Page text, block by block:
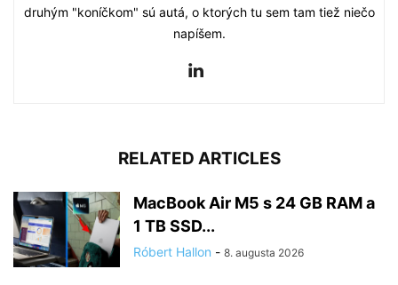
druhým "koníčkom" sú autá, o ktorých tu sem tam tiež niečo
napíšem.
RELATED ARTICLES
MacBook Air M5 s 24 GB RAM a
1 TB SSD...
Róbert Hallon - 8. augusta 2026